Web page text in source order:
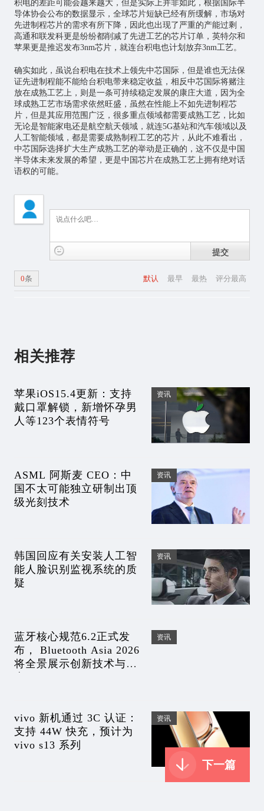
积电的差距可能会越来越大，但是实际上并非如此，根据国际半
导体协会公布的数据显示，全球芯片短缺已经有所缓解，市场对
先进制程芯片的需求有所下降，因此也出现了严重的产能过剩，
高通和联发科更是纷纷都削减了先进工艺的芯片订单，英特尔和
苹果更是推迟发布3nm芯片，就连台积电也计划放弃3nm工艺。
确实如此，虽说台积电在技术上领先中芯国际，但是谁也无法保
证先进制程能不能给台积电带来稳定收益，相反中芯国际将赌注
放在成熟工艺上，则是一条可持续稳定发展的康庄大道，因为全
球成熟工艺市场需求依然旺盛，虽然在性能上不如先进制程芯
片，但是其应用范围广泛，很多重点领域都需要成熟工艺，比如
无论是智能家电还是航空航天领域，就连5G基站和汽车领域以及
人工智能领域，都是需要成熟制程工艺的芯片，从此不难看出，
中芯国际选择扩大生产成熟工艺的举动是正确的，这不仅是中国
半导体未来发展的希望，更是中国芯片在成熟工艺上拥有绝对话
语权的可能。
提交
默认 最早 最热 评分最高
0条
相关推荐
苹果iOS15.4更新：支持
戴口罩解锁，新增怀孕男
人等123个表情符号
资讯
ASML 阿斯麦 CEO：中
国不太可能独立研制出顶
级光刻技术
资讯
韩国回应有关安装人工智
能人脸识别监视系统的质
疑
资讯
蓝牙核心规范6.2正式发
布， Bluetooth Asia 2026
将全景展示创新技术与生
资讯
vivo 新机通过 3C 认证：
支持 44W 快充，预计为
vivo s13 系列
资讯
下一篇